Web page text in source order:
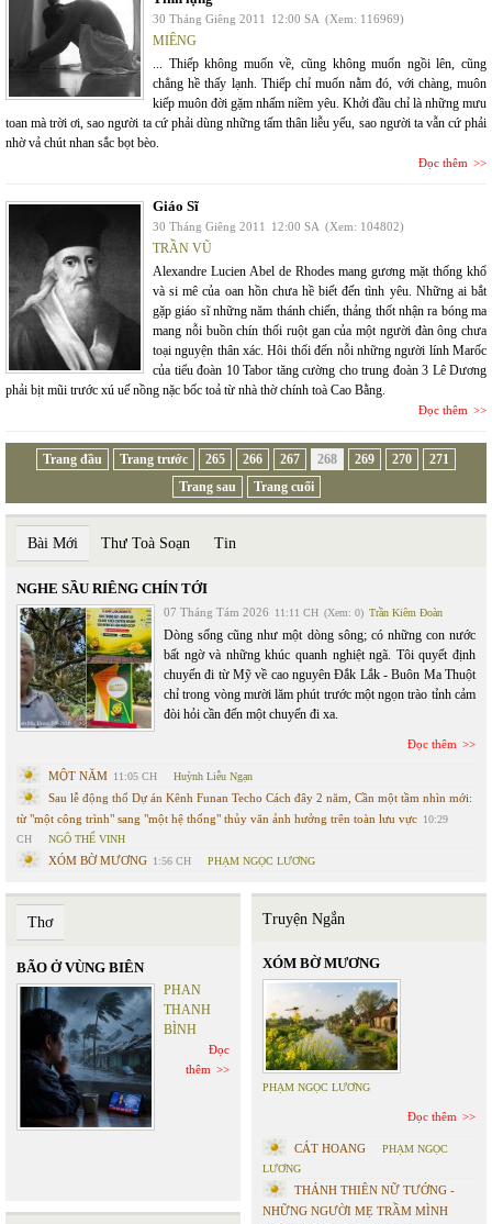
30 Tháng Giêng 2011 12:00 SA (Xem: 116969)
MIÊNG
... Thiếp không muốn về, cũng không muốn ngồi lên, cũng
chẳng hề thấy lạnh. Thiếp chỉ muốn nằm đó, với chàng, muôn
kiếp muôn đời gặm nhấm niềm yêu. Khởi đầu chỉ là những mưu
toan mà trời ơi, sao người ta cứ phải dùng những tấm thân liễu yếu, sao người ta vẫn cứ phải
nhờ vả chút nhan sắc bọt bèo.
Đọc thêm
Giáo Sĩ
30 Tháng Giêng 2011 12:00 SA (Xem: 104802)
TRẦN VŨ
Alexandre Lucien Abel de Rhodes mang gương mặt thống khổ
và si mê của oan hồn chưa hề biết đến tình yêu. Những ai bắt
gặp giáo sĩ những năm thánh chiến, thảng thốt nhận ra bóng ma
mang nỗi buồn chín thối ruột gan của một người đàn ông chưa
toại nguyện thân xác. Hôi thối đến nỗi những người lính Marốc
của tiểu đoàn 10 Tabor tăng cường cho trung đoàn 3 Lê Dương
phải bịt mũi trước xú uế nồng nặc bốc toả từ nhà thờ chính toà Cao Bằng.
Đọc thêm
Trang đầu Trang trước 265 266 267 268 269 270
271
Trang sau
Trang cuối
Bài Mới Thư Toà Soạn Tin
NGHE SẦU RIÊNG CHÍN TỚI
07 Tháng Tám 2026 11:11 CH (Xem: 0) Trần Kiêm Đoàn
Dòng sống cũng như một dòng sông; có những con nước
bất ngờ và những khúc quanh nghiệt ngã. Tôi quyết định
chuyến đi từ Mỹ về cao nguyên Đắk Lắk - Buôn Ma Thuột
chỉ trong vòng mười lăm phút trước một ngọn trào tỉnh cảm
đòi hỏi cần đến một chuyến đi xa.
Đọc thêm
MỘT NĂM 11:05 CH Huỳnh Liễu Ngạn
Sau lễ động thổ Dự án Kênh Funan Techo Cách đây 2 năm, Cần một tầm nhìn mới:
từ "một công trình" sang "một hệ thống" thủy văn ảnh hưởng trên toàn lưu vực 10:29
CH
NGÔ THẾ VINH
XÓM BỜ MƯƠNG 1:56 CH PHẠM NGỌC LƯƠNG
Thơ
BÃO Ở VÙNG BIÊN
PHAN
THANH
BÌNH
Đọc
thêm
Truyện Ngắn
XÓM BỜ MƯƠNG
PHẠM NGỌC LƯƠNG
Đọc thêm
CÁT HOANG
PHẠM NGỌC
LƯƠNG
THÁNH THIÊN NỮ TƯỚNG -
NHỮNG NGƯỜI MẸ TRẦM MÌNH